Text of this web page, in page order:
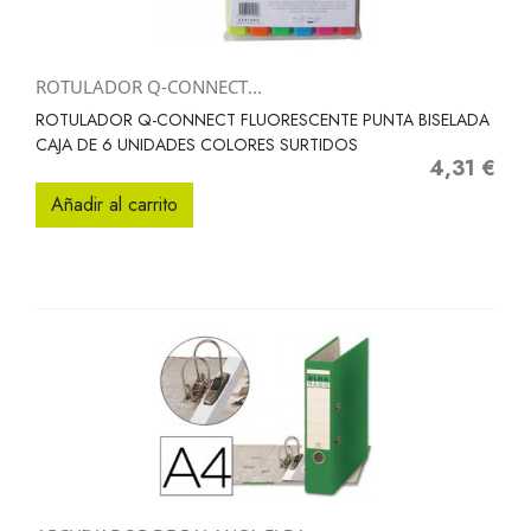
ROTULADOR Q-CONNECT...
ROTULADOR Q-CONNECT FLUORESCENTE PUNTA BISELADA
CAJA DE 6 UNIDADES COLORES SURTIDOS
Precio
4,31 €
Añadir al carrito